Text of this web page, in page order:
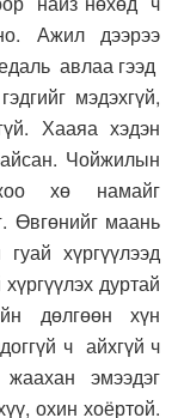
Ажил дээрээ
авлаа гээд
мэдэхгүй,
Хааяа хэдэн
Чойжилын
хө намайг
Өвгөнийг маань
хүргүүлээд
дуртай
дөлгөөн хүн
ч айхгүй ч
эмээдэг
охин хоёртой.